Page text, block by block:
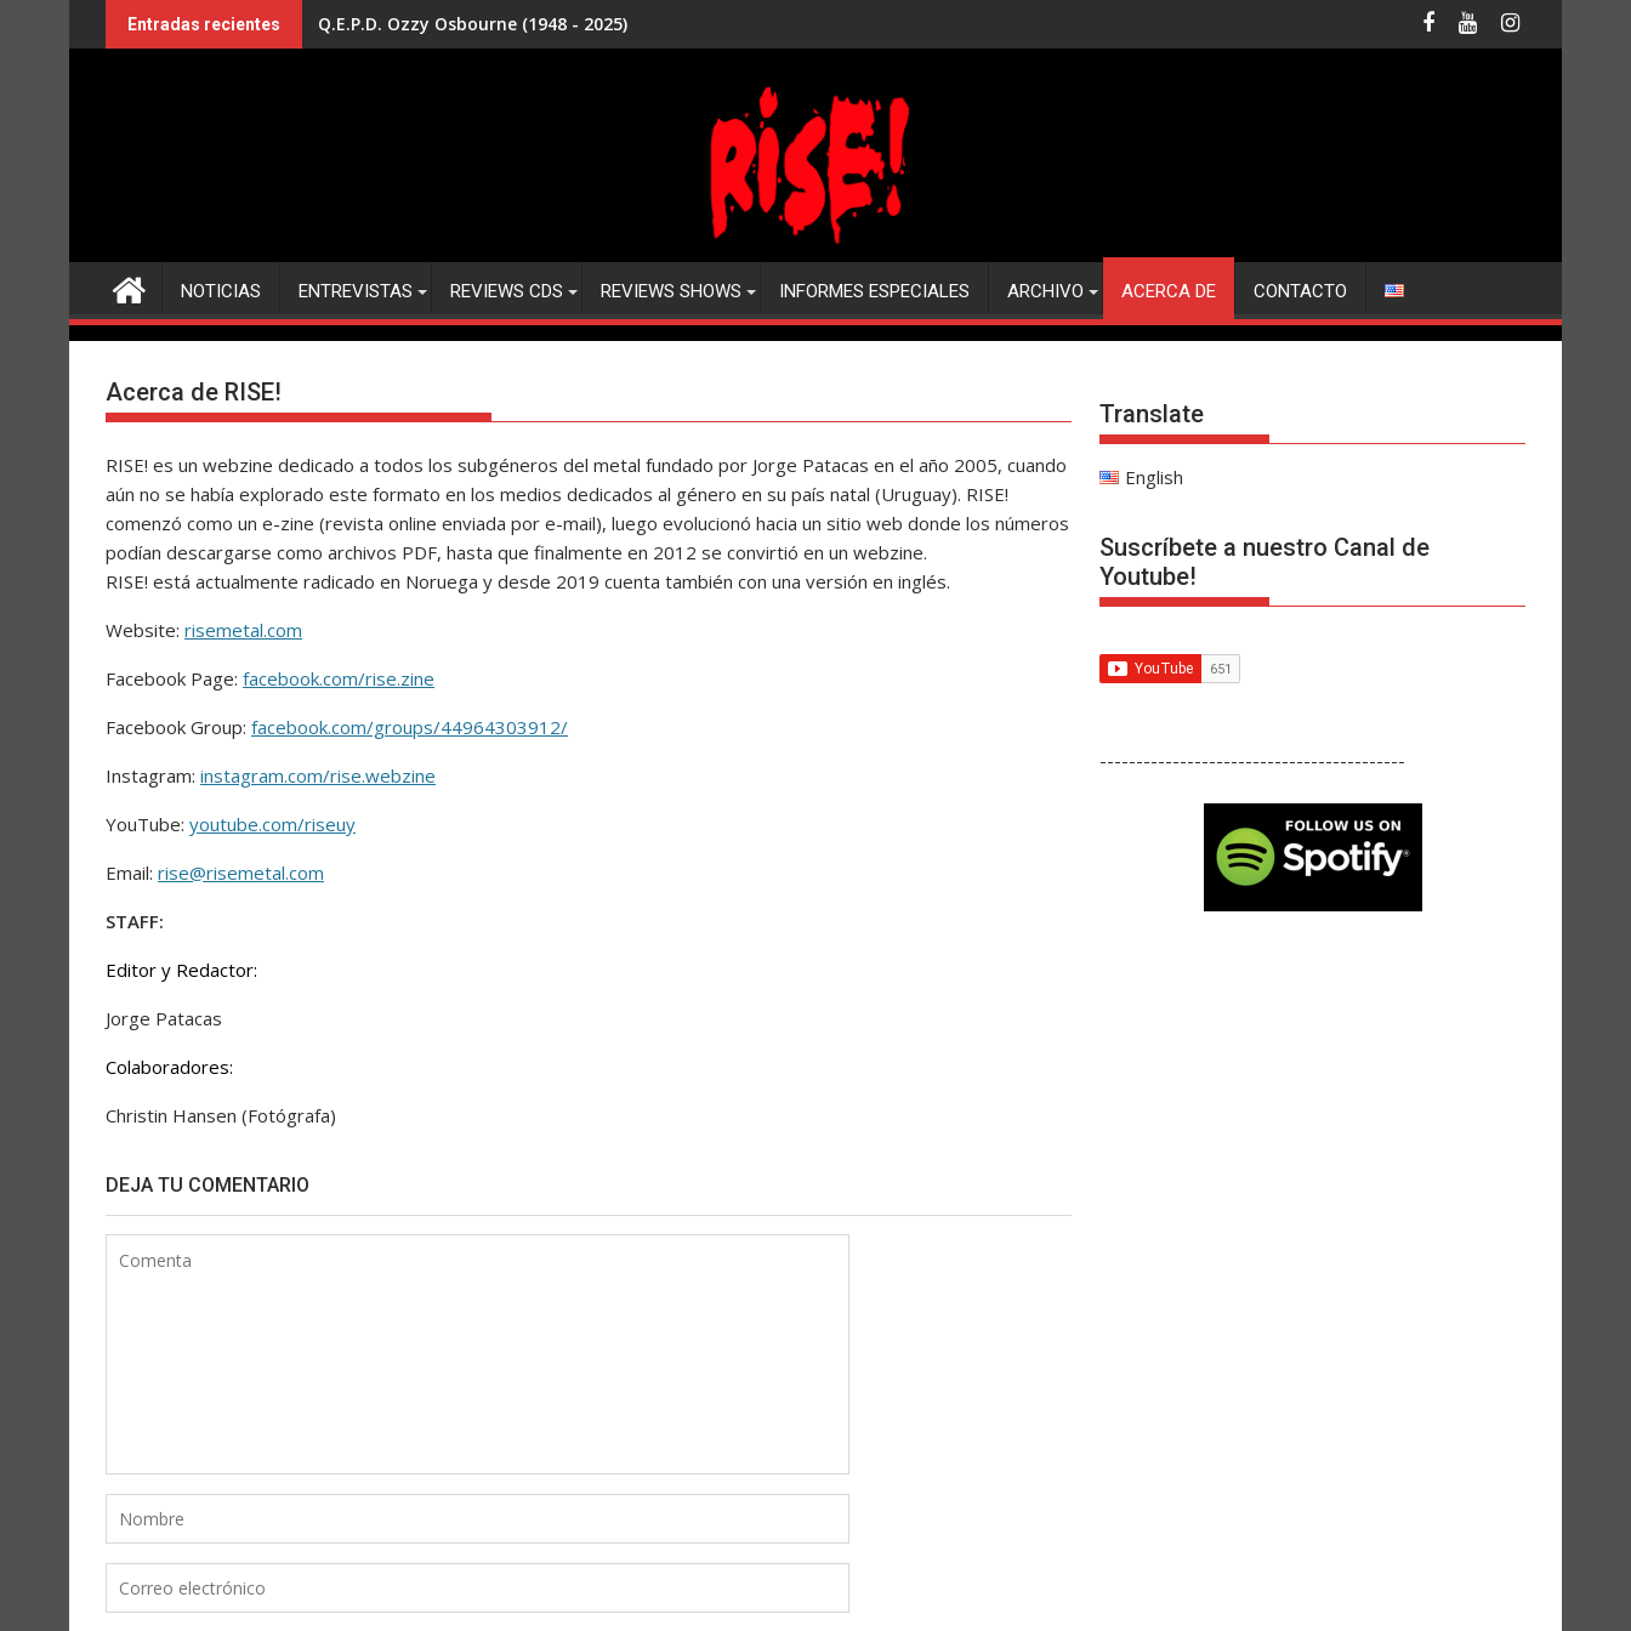
al
Entradas recientes Q.E.P.D. Ozzy Osbourne (1948 - 2025)
NOTICIAS ENTREVISTAS REVIEWS CDS REVIEWS SHOWS INFORMES ESPECIALES ARCHIVO ACERCA DE CONTACTO
Acerca de RISE!
RISE! es un webzine dedicado a todos los subgéneros del metal fundado por Jorge Patacas en el año 2005, cuando
aún no se había explorado este formato en los medios dedicados al género en su país natal (Uruguay). RISE!
comenzó como un e-zine (revista online enviada por e-mail), luego evolucionó hacia un sitio web donde los números
podían descargarse como archivos PDF, hasta que finalmente en 2012 se convirtió en un webzine.
RISE! está actualmente radicado en Noruega y desde 2019 cuenta también con una versión en inglés.
Website: risemetal.com
Facebook Page: facebook.com/rise.zine
Facebook Group: facebook.com/groups/44964303912/
Instagram: instagram.com/rise.webzine
YouTube: youtube.com/riseuy
Email: rise@risemetal.com
STAFF:
Editor y Redactor:
Jorge Patacas
Colaboradores:
Christin Hansen (Fotógrafa)
DEJA TU COMENTARIO
Translate
English
Suscríbete a nuestro Canal de
Youtube!
------------------------------------------